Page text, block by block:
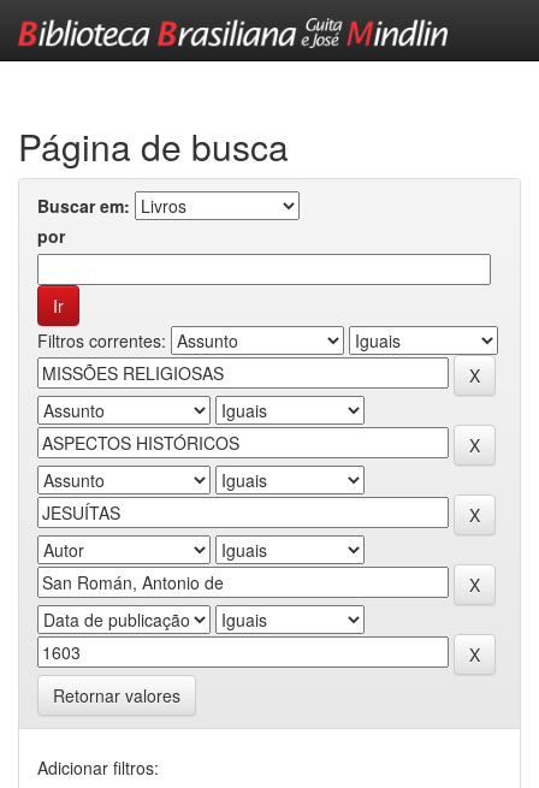
Página de busca
Buscar em:
por
Filtros correntes:
Retornar valores
Adicionar filtros: